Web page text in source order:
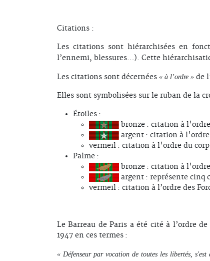
Citations :
Les citations sont hiérarchisées en
l’ennemi, blessures…). Cette
Les citations sont décernées « à l’ordre » de
Elles sont symbolisées sur le ruban de la
Étoiles :
bronze : citation à
argent : citation à
vermeil : citation à l'ordre du
Palme :
bronze : citation à
argent : représente cinq
vermeil : citation à l’ordre des
Le Barreau de Paris a été cité à l’ordre
1947 en ces termes :
« Défenseur par vocation de toutes les libertés,